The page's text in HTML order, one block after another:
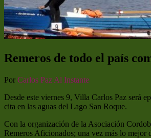
Remeros de todo el país
Por Carlos Paz Al Instante
Desde este viernes 9, Villa Carlos Paz será
cita en las aguas del Lago San Roque.
Con la organización de la Asociación
Remeros Aficionados; una vez más lo mejor